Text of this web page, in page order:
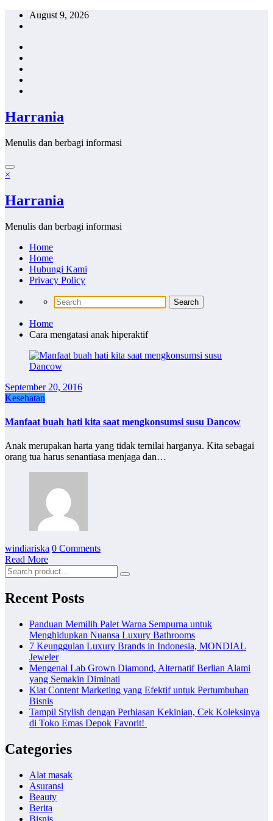
Skip
August 9, 2026
Harrania
Menulis dan berbagi informasi
×
Harrania
Menulis dan berbagi informasi
Home
Home
Hubungi Kami
Privacy Policy
Home
Cara mengatasi anak hiperaktif
September 20, 2016
Kesehatan
Manfaat buah hati kita saat mengkonsumsi susu Dancow
Anak merupakan harta yang tidak ternilai harganya. Kita sebagai
orang tua harus senantiasa menjaga dan…
windiariska 0 Comments
Read More
Recent Posts
Panduan Memilih Palet Warna Sempurna untuk
Menghidupkan Nuansa Luxury Bathrooms
7 Keunggulan Luxury Brands in Indonesia, MONDIAL
Jeweler
Mengenal Lab Grown Diamond, Alternatif Berlian Alami
yang Semakin Diminati
Kiat Content Marketing yang Efektif untuk Pertumbuhan
Bisnis
Tampil Stylish dengan Perhiasan Kekinian, Cek Koleksinya
di Toko Emas Depok Favorit!
Categories
Alat masak
Asuransi
Beauty
Berita
Bisnis